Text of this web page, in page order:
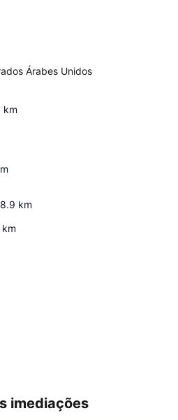
Árabes Unidos
km
8.9 km
km
imediações